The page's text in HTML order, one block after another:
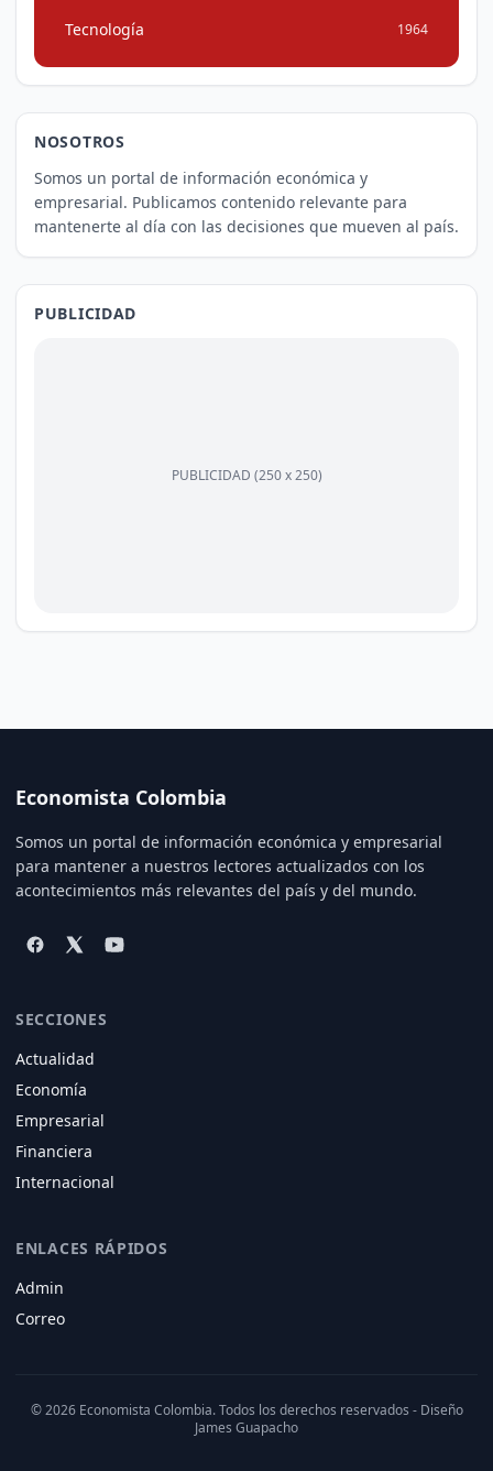
Tecnología 1964
NOSOTROS
Somos un portal de información económica y
empresarial. Publicamos contenido relevante para
mantenerte al día con las decisiones que mueven al país.
PUBLICIDAD
PUBLICIDAD (250 x 250)
Economista Colombia
Somos un portal de información económica y empresarial
para mantener a nuestros lectores actualizados con los
acontecimientos más relevantes del país y del mundo.
SECCIONES
Actualidad
Economía
Empresarial
Financiera
Internacional
ENLACES RÁPIDOS
Admin
Correo
© 2026 Economista Colombia. Todos los derechos reservados - Diseño
James Guapacho